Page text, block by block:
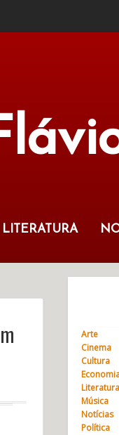
LITERATURA
Arte
Cinema
Cultura
Literatura
Música
Notícias
Política